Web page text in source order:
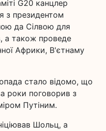
G20 канцлер
з президентом
да Сілвою для
а також проведе
Африки, В'єтнаму
стало відомо, що
роки поговорив з
Путіним.
Шольц, а